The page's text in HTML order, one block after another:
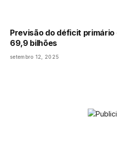
Previsão do déficit primário
69,9 bilhões
setembro 12, 2025